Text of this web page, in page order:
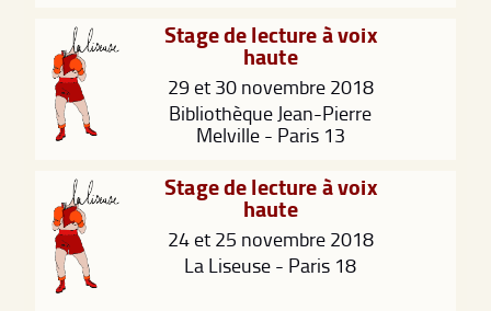
Stage de lecture à voix
haute
29 et 30 novembre 2018
Bibliothèque Jean-Pierre
Melville - Paris 13
Stage de lecture à voix
haute
24 et 25 novembre 2018
La Liseuse - Paris 18